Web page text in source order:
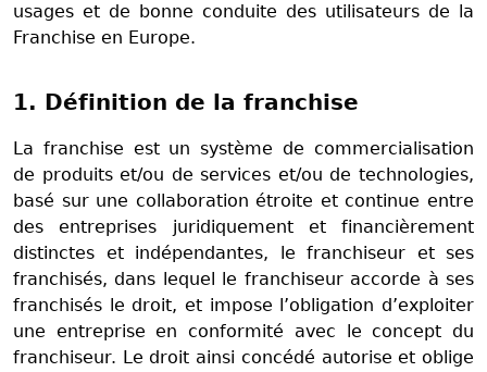
usages et de bonne conduite des utilisateurs de la
Franchise en Europe.
1. Définition de la franchise
La franchise est un système de commercialisation
de produits et/ou de services et/ou de technologies,
basé sur une collaboration étroite et continue entre
des entreprises juridiquement et financièrement
distinctes et indépendantes, le franchiseur et ses
franchisés, dans lequel le franchiseur accorde à ses
franchisés le droit, et impose l’obligation d’exploiter
une entreprise en conformité avec le concept du
franchiseur. Le droit ainsi concédé autorise et oblige